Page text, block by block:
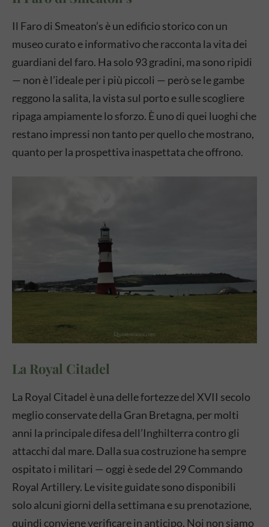
Il Faro di Smeaton’s è un edificio storico con un
museo curato e informativo che racconta la vita dei
guardiani del faro. Ha solo 93 gradini, ma sono ripidi
— non è l’ideale per i più piccoli — però se le gambe
reggono la salita, la vista sul porto e sulle scogliere
ripaga ampiamente lo sforzo. È uno di quei luoghi che
restano impressi non tanto per quello che mostrano,
quanto per la prospettiva inaspettata che offrono.
La Royal Citadel
La Royal Citadel è una delle fortezze del XVII secolo
meglio conservate della Gran Bretagna, per molti
anni la principale difesa dell’Inghilterra contro gli
attacchi dal mare. Dalla sua costruzione ha sempre
ospitato i militari — oggi è sede del 29 Commando
Royal Artillery. Le visite guidate sono disponibili
solo alcuni giorni della settimana e su prenotazione,
quindi conviene verificare in anticipo. Noi non siamo